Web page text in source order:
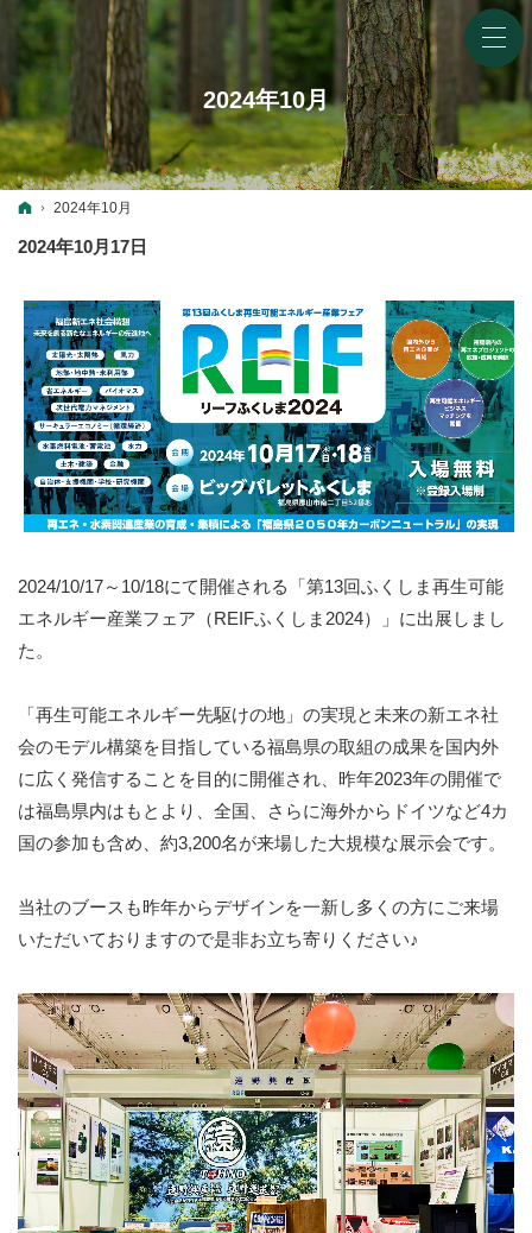
2024年10月
ホーム
2024年10月
2024年10月17日
2024/10/17～10/18にて開催される「第13回ふくしま再生可能
エネルギー産業フェア（REIFふくしま2024）」に出展しまし
た。
「再生可能エネルギー先駆けの地」の実現と未来の新エネ社
会のモデル構築を目指している福島県の取組の成果を国内外
に広く発信することを目的に開催され、昨年2023年の開催で
は福島県内はもとより、全国、さらに海外からドイツなど4カ
国の参加も含め、約3,200名が来場した大規模な展示会です。
当社のブースも昨年からデザインを一新し多くの方にご来場
いただいておりますので是非お立ち寄りください♪